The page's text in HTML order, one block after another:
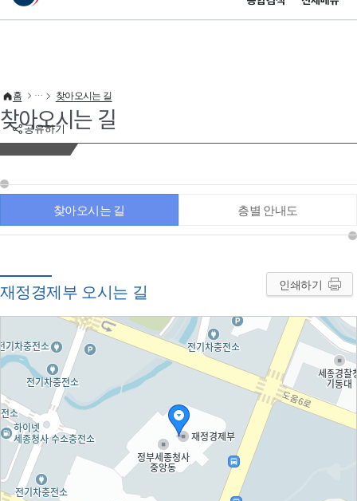
이 누리집은 대한민국 공식 전자정부 누리집입니다.
공유하기
홈 찾아오시는 길
찾아오시는 길
찾아오시는 길 층별 안내도
재정경제부 오시는 길 인쇄하기